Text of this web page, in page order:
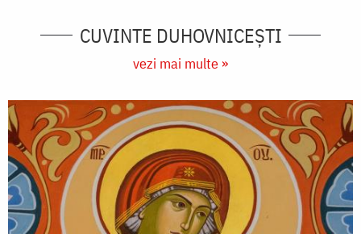
CUVINTE DUHOVNICEȘTI
vezi mai multe »